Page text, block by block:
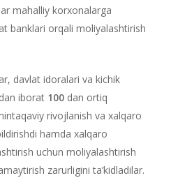
mahalliy korxonalarga
banklari orqali moliyalashtirish
davlat idoralari va kichik
iborat 100 dan ortiq
rivojlanish va xalqaro
hamda xalqaro
uchun moliyalashtirish
zarurligini ta’kidladilar.